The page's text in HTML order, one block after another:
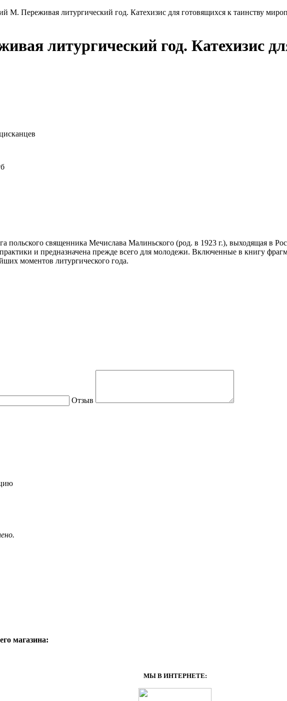
М. Переживая литургический год. Катехизис для готовящихся к таинству
литургический год. Катехизис
польского священника Мечислава Малиньского (род. в 1923 г.), выходящая в
и предназначена прежде всего для молодежи. Включенные в книгу
моментов литургического года.
Отзыв
магазина:
МЫ В ИНТЕРНЕТЕ: